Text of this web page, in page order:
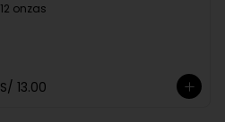
12 onzas
S/ 13.00